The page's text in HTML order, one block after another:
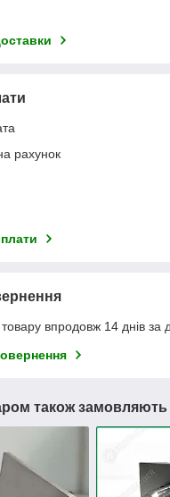
рахунок
впродовж 14 днів за
також замовляють